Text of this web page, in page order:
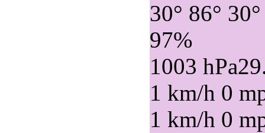
30° 86° 30°
97%
1003 hPa
1 km/h 0
1 km/h 0